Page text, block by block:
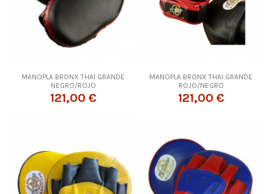
MANOPLA BRONX THAI GRANDE
NEGRO/ROJO
121,00 €
MANOPLA BRONX THAI GRANDE
ROJO/NEGRO
121,00 €